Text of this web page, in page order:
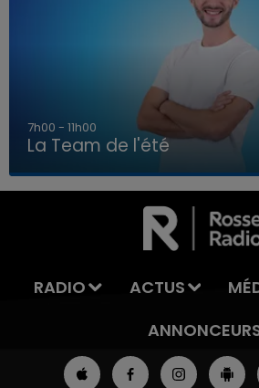
LA TEAM DE L'ÉTÉ
7h00 - 11h00
La Team de l'été
RADIO ACTUS